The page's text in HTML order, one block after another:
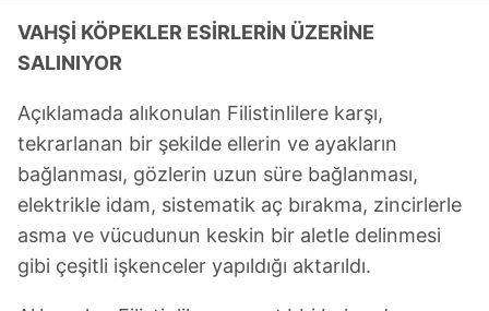
VAHŞİ KÖPEKLER ESİRLERİN ÜZERİNE
SALINIYOR
Açıklamada alıkonulan Filistinlilere karşı,
tekrarlanan bir şekilde ellerin ve ayakların
bağlanması, gözlerin uzun süre bağlanması,
elektrikle idam, sistematik aç bırakma, zincirlerle
asma ve vücudunun keskin bir aletle delinmesi
gibi çeşitli işkenceler yapıldığı aktarıldı.